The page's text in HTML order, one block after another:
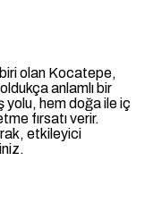
olan Kocatepe,
anlamlı bir
yolu, hem doğa ile iç
fırsatı verir.
etkileyici